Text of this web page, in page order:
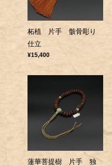
柘植 片手 骸骨彫り
仕立
¥15,400
蓮華菩提樹 片手 独